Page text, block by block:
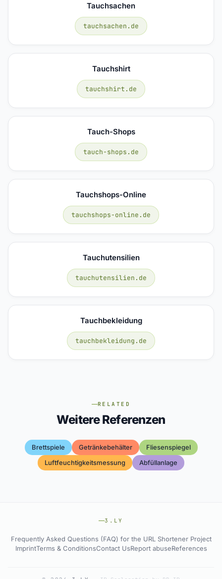
Tauchsachen
tauchsachen.de
Tauchshirt
tauchshirt.de
Tauch-Shops
tauch-shops.de
Tauchshops-Online
tauchshops-online.de
Tauchutensilien
tauchutensilien.de
Tauchbekleidung
tauchbekleidung.de
RELATED
Weitere Referenzen
Brettspiele Getränkebehälter
Fliesenspiegel
Luftfeuchtigkeitsmessung
Abfüllanlage
3.LY
Frequently Asked Questions (FAQ) for the URL Shortener Project
ImprintTerms & ConditionsContact UsReport abuseReferences